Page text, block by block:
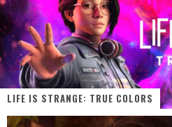
Star Fox
LIFE IS STRANGE: TRUE COLORS